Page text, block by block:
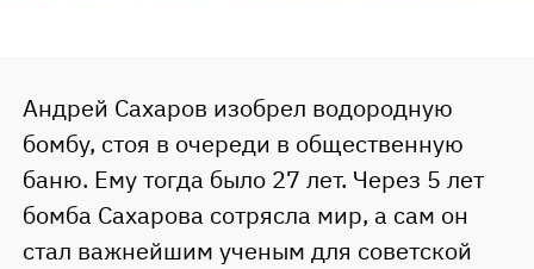
Андрей Сахаров изобрел водородную
бомбу, стоя в очереди в общественную
баню. Ему тогда было 27 лет. Через 5 лет
бомба Сахарова сотрясла мир, а сам он
стал важнейшим ученым для советской